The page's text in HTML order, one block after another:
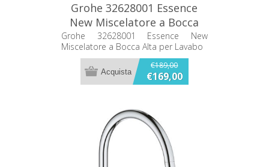
Grohe 32628001 Essence
New Miscelatore a Bocca
Alta per Lavabo
Grohe 32628001 Essence New
Miscelatore a Bocca Alta per Lavabo
€189,00
€169,00